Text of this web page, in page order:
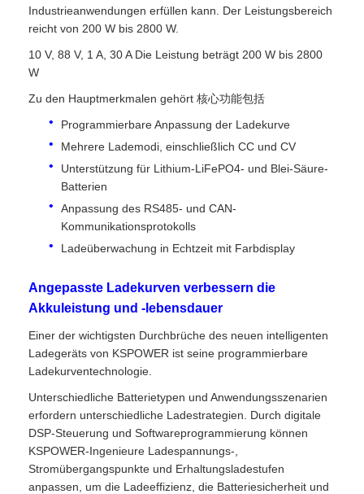
Industrieanwendungen erfüllen kann. Der Leistungsbereich
reicht von 200 W bis 2800 W.
10 V, 88 V, 1 A, 30 A Die Leistung beträgt 200 W bis 2800
W
Zu den Hauptmerkmalen gehört 核心功能包括
Programmierbare Anpassung der Ladekurve
Mehrere Lademodi, einschließlich CC und CV
Unterstützung für Lithium-LiFePO4- und Blei-Säure-
Batterien
Anpassung des RS485- und CAN-
Kommunikationsprotokolls
Ladeüberwachung in Echtzeit mit Farbdisplay
Angepasste Ladekurven verbessern die
Akkuleistung und -lebensdauer
Einer der wichtigsten Durchbrüche des neuen intelligenten
Ladegeräts von KSPOWER ist seine programmierbare
Ladekurventechnologie.
Unterschiedliche Batterietypen und Anwendungsszenarien
erfordern unterschiedliche Ladestrategien. Durch digitale
DSP-Steuerung und Softwareprogrammierung können
KSPOWER-Ingenieure Ladespannungs-,
Stromübergangspunkte und Erhaltungsladestufen
anpassen, um die Ladeeffizienz, die Batteriesicherheit und